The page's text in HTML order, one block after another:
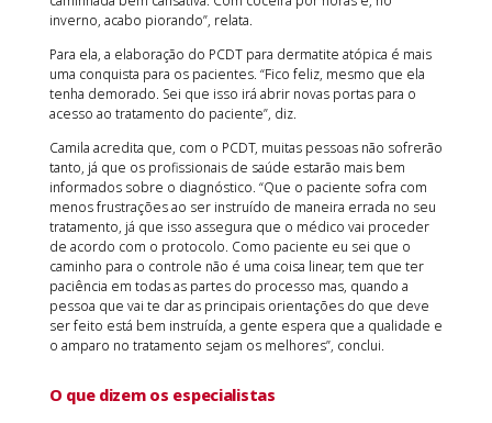
inverno, acabo piorando”, relata.
Para ela, a elaboração do PCDT para dermatite atópica é mais
uma conquista para os pacientes. “Fico feliz, mesmo que ela
tenha demorado. Sei que isso irá abrir novas portas para o
acesso ao tratamento do paciente”, diz.
Camila acredita que, com o PCDT, muitas pessoas não sofrerão
tanto, já que os profissionais de saúde estarão mais bem
informados sobre o diagnóstico. “Que o paciente sofra com
menos frustrações ao ser instruído de maneira errada no seu
tratamento, já que isso assegura que o médico vai proceder
de acordo com o protocolo. Como paciente eu sei que o
caminho para o controle não é uma coisa linear, tem que ter
paciência em todas as partes do processo mas, quando a
pessoa que vai te dar as principais orientações do que deve
ser feito está bem instruída, a gente espera que a qualidade e
o amparo no tratamento sejam os melhores”, conclui.
O que dizem os especialistas